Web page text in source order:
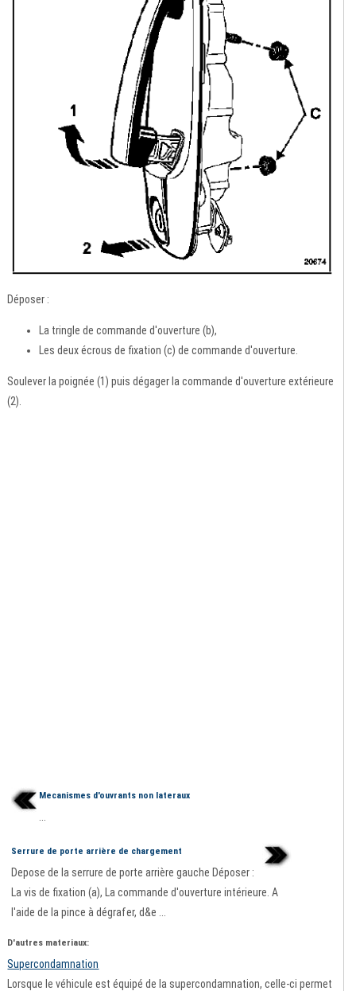
Déposer :
La tringle de commande d'ouverture (b),
Les deux écrous de fixation (c) de commande d'ouverture.
Soulever la poignée (1) puis dégager la commande d'ouverture extérieure
(2).
Mecanismes d'ouvrants non lateraux
Serrure de porte arrière de chargement
Depose de la serrure de porte arrière gauche Déposer :
La vis de fixation (a), La commande d'ouverture intérieure. A
l'aide de la pince à dégrafer, d&e ...
D'autres materiaux:
Supercondamnation
Lorsque le véhicule est équipé de la supercondamnation, celle-ci permet